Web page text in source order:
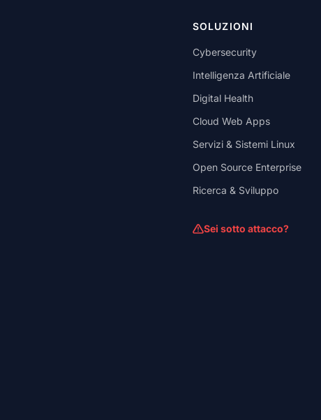
SOLUZIONI
Cybersecurity
Intelligenza Artificiale
Digital Health
Cloud Web Apps
Servizi & Sistemi Linux
Open Source Enterprise
Ricerca & Sviluppo
Sei sotto attacco?